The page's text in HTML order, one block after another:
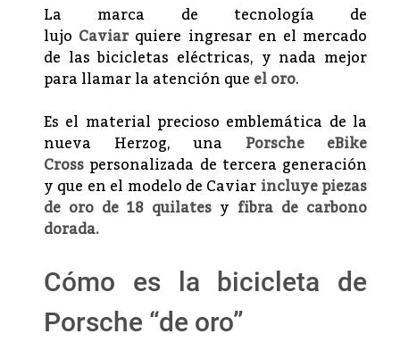
La marca de tecnología de
lujo Caviarquiere ingresar en el mercado
de las bicicletas eléctricas, y nada mejor
para llamar la atención queel oro.
Es el material precioso emblemática de la
nueva Herzog, una Porsche eBike
Cross personalizada de tercera generación
y que en el modelo de Caviarincluye piezas
de oro de 18 quilatesy fibra de carbono
dorada.
Cómo es la bicicleta de
Porsche “de oro”